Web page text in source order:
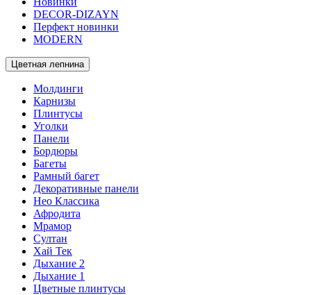
DECOR-DIZAYN
Перфект новинки
MODERN
Цветная лепнина
Молдинги
Карнизы
Плинтусы
Уголки
Панели
Бордюры
Багеты
Рамный багет
Декоративные панели
Нео Классика
Афродита
Мрамор
Султан
Хай Тек
Дыхание 2
Дыхание 1
Цветные плинтусы